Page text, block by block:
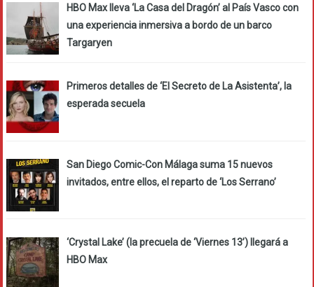
HBO Max lleva ‘La Casa del Dragón’ al País Vasco con
una experiencia inmersiva a bordo de un barco
Targaryen
Primeros detalles de ‘El Secreto de La Asistenta’, la
esperada secuela
San Diego Comic-Con Málaga suma 15 nuevos
invitados, entre ellos, el reparto de ‘Los Serrano’
‘Crystal Lake’ (la precuela de ‘Viernes 13’) llegará a
HBO Max